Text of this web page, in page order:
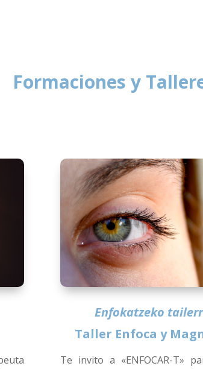
Formaciones y
Enfokatzeko
Taller Enfoca y
Te invito a «ENFOCAR-T»